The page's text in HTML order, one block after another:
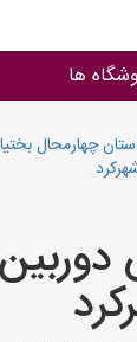
ها
مشخصات ظاهری
دوربین مداربسته
چهارمحال